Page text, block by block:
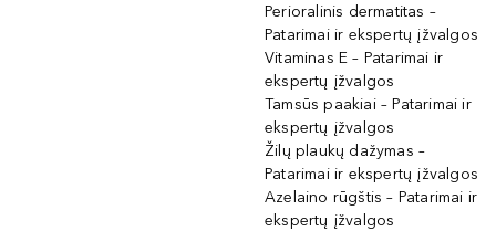
Perioralinis dermatitas –
Patarimai ir ekspertų įžvalgos
Vitaminas E – Patarimai ir
ekspertų įžvalgos
Tamsūs paakiai – Patarimai ir
ekspertų įžvalgos
Žilų plaukų dažymas –
Patarimai ir ekspertų įžvalgos
Azelaino rūgštis – Patarimai ir
ekspertų įžvalgos